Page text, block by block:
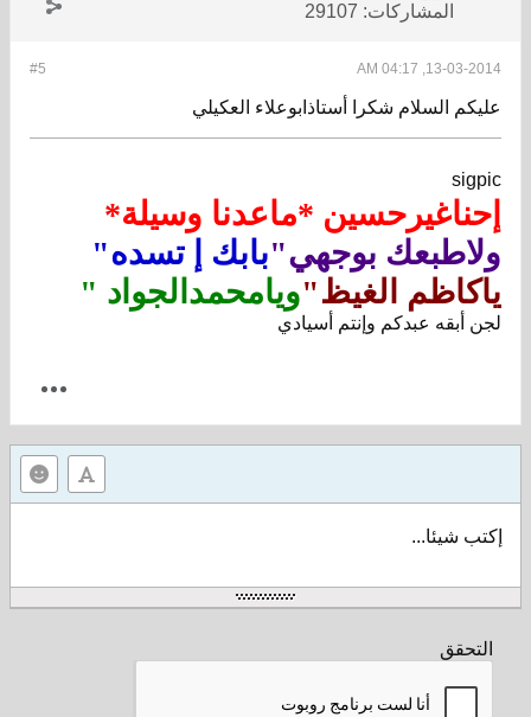
المشاركات: 29107
#5 13-03-2014, 04:17 AM
عليكم السلام شكرا أستاذابوعلاء العكيلي
sigpic
إحناغيرحسين *ماعدنا وسيلة*
ولاطبعك بوجهي"بابك إ تسده"
ياكاظم الغيظ"ويامحمدالجواد "
لجن أبقه عبدكم وإنتم أسيادي
إكتب شيئا...
التحقق